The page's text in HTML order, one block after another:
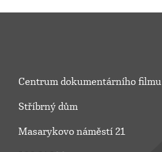
Centrum dokumentárního filmu
Stříbrný dům
Masarykovo náměstí 21